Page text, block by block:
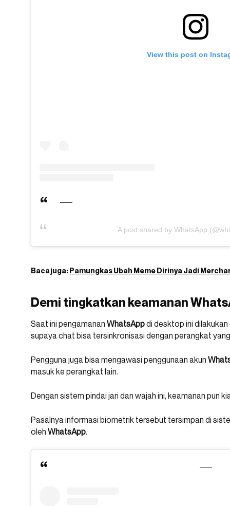
View this post on
A post shared by WhatsApp
Baca juga:Pamungkas Ubah Meme Dirinya Jadi
Demi tingkatkan keamanan
Saat ini pengamanan WhatsAppdi desktop ini
supaya chat bisa tersinkronisasi dengan perangkat
Pengguna juga bisa mengawasi penggunaan akun
masuk ke perangkat lain.
Dengan sistem pindai jari dan wajah ini, keamanan pun
Pasalnya informasi biometrik tersebut tersimpan di
oleh WhatsApp.